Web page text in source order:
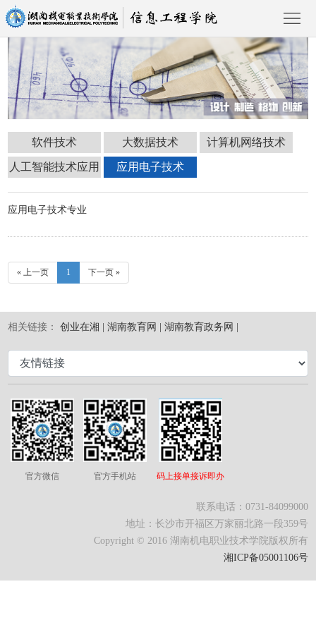
首
页
学
院
况
专
建
学
新
资
讯
生
就
党
建
作
学
工
回
软件技术 大数据技术
计算机网络技术
人工智能技术应用
应用电子技术
应用电子技术专业
« 上一页 1 下一页 »
相关链接：创业在湘 | 湖南教育网 | 湖南教育政务网 |
官方微信 官方手机站 码上接单接诉即办
联系电话：0731-84099000
地址：长沙市开福区万家丽北路一段359号
Copyright © 2016 湖南机电职业技术学院版权所有
湘ICP备05001106号